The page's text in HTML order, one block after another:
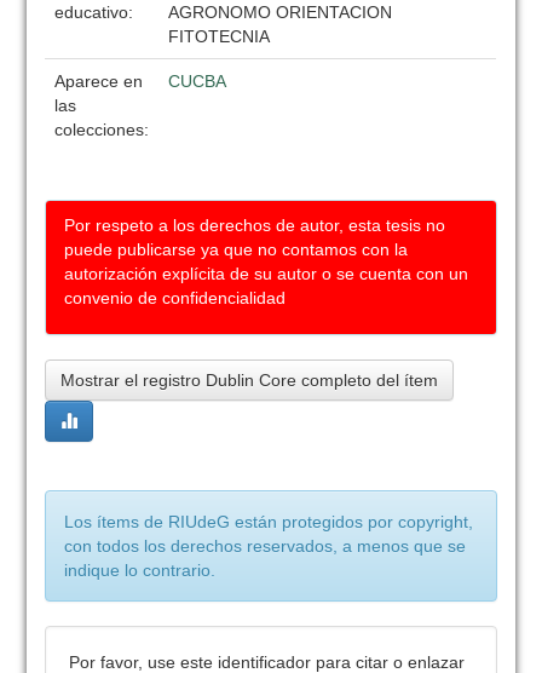
educativo:
AGRONOMO ORIENTACION
FITOTECNIA
Aparece en
las
colecciones:
CUCBA
Por respeto a los derechos de autor, esta tesis no
puede publicarse ya que no contamos con la
autorización explícita de su autor o se cuenta con un
convenio de confidencialidad
Mostrar el registro Dublin Core completo del ítem
Los ítems de RIUdeG están protegidos por copyright,
con todos los derechos reservados, a menos que se
indique lo contrario.
Por favor, use este identificador para citar o enlazar